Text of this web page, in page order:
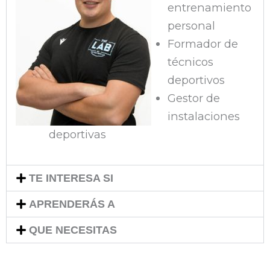
entrenamiento
personal
Formador de
técnicos
deportivos
Gestor de
instalaciones
deportivas
TE INTERESA SI
APRENDERÁS A
QUE NECESITAS